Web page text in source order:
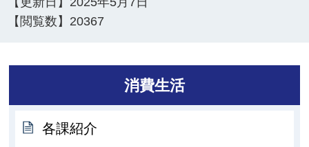
【閲覧数】 20367
消費生活
各課紹介